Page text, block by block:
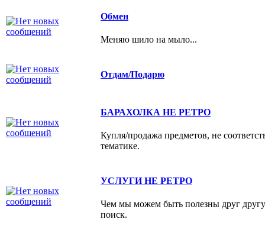
Обмен
Меняю шило на мыло...
Отдам/Подарю
БАРАХОЛКА НЕ РЕТРО
Купля/продажа предметов, не
тематике.
УСЛУГИ НЕ РЕТРО
Чем мы можем быть полезны друг
поиск.